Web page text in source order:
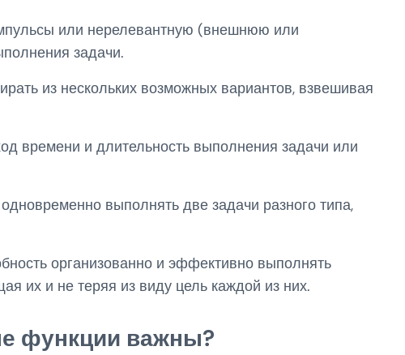
или нерелевантную (внешнюю или
задачи.
из нескольких возможных вариантов, взвешивая
времени и длительность выполнения задачи или
выполнять две задачи разного типа,
организованно и эффективно выполнять
их и не теряя из виду цель каждой из них.
функции важны?